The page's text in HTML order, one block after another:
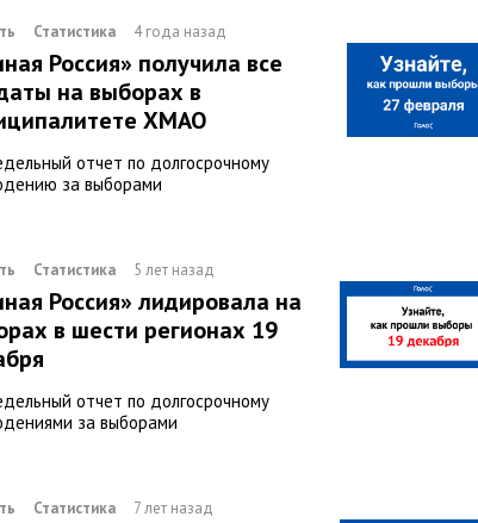
Статистика 4 года назад
Россия» получила все
на выборах в
ХМАО
отчет по долгосрочному
за выборами
Статистика 5 лет назад
Россия» лидировала на
в шести регионах 19
отчет по долгосрочному
за выборами
Статистика 7 лет назад